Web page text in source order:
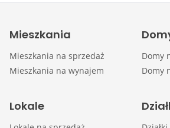
Mieszkania
Mieszkania na sprzedaż
Mieszkania na wynajem
Domy
Domy
Lokale